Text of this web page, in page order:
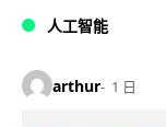
人工智能
arthur 1 日